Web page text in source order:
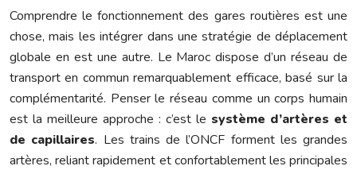
Comprendre le fonctionnement des gares routières est une
chose, mais les intégrer dans une stratégie de déplacement
globale en est une autre. Le Maroc dispose d’un réseau de
transport en commun remarquablement efficace, basé sur la
complémentarité. Penser le réseau comme un corps humain
est la meilleure approche : c’est le système d’artères et
de capillaires. Les trains de l’ONCF forment les grandes
artères, reliant rapidement et confortablement les principales